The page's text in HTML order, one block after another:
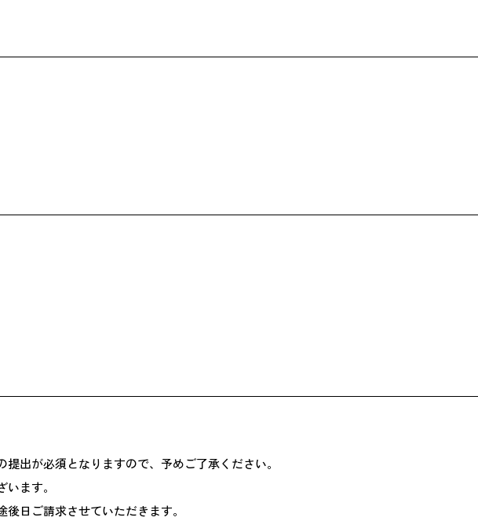
出が必須となりますので、予めご了承ください。
ます。
日ご請求させていただきます。